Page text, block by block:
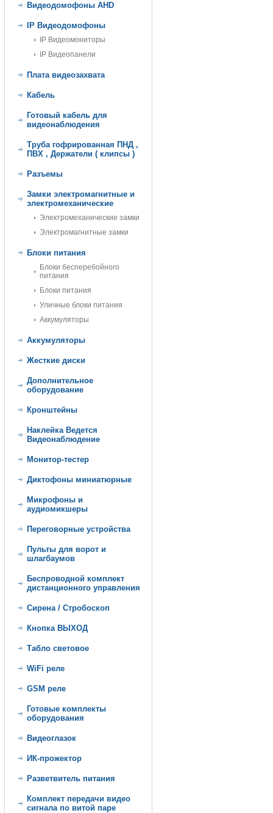
Видеодомофоны AHD
IP Видеодомофоны
IP Видеомониторы
IP Видеопанели
Плата видеозахвата
Кабель
Готовый кабель для
видеонаблюдения
Труба гофрированная ПНД ,
ПВХ , Держатели ( клипсы )
Разъемы
Замки электромагнитные и
электромеханические
Электромеханические замки
Электромагнитные замки
Блоки питания
Блоки бесперебойного
питания
Блоки питания
Уличные блоки питания
Аккумуляторы
Аккумуляторы
Жесткие диски
Дополнительное
оборудование
Кронштейны
Наклейка Ведется
Видеонаблюдение
Монитор-тестер
Диктофоны миниатюрные
Микрофоны и
аудиомикшеры
Переговорные устройства
Пульты для ворот и
шлагбаумов
Беспроводной комплект
дистанционного управления
Сирена / Стробоскоп
Кнопка ВЫХОД
Табло световое
WiFi реле
GSM реле
Готовые комплекты
оборудования
Видеоглазок
ИК-прожектор
Разветвитель питания
Комплект передачи видео
сигнала по витой паре